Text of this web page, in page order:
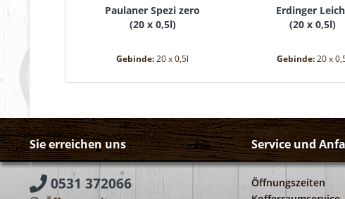
Paulaner Spezi zero
(20 x 0,5l)
Gebinde:20 x 0,5l
Erdinger
(20 x 0,5l)
Gebinde:20 x
Sie erreichen uns
0531 372066
Service und
Öffnungszeiten